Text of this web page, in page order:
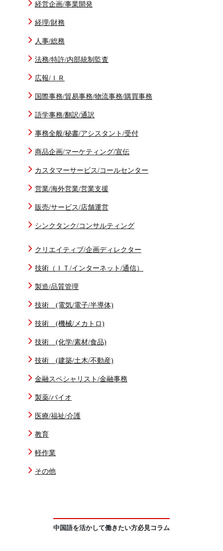
経営企画/事業開発
経理/財務
人事/総務
法務/特許/内部統制監査
広報/ＩＲ
国際事務/貿易事務/物流事務/購買事務
語学事務/翻訳/通訳
事務全般/秘書/アシスタント/受付
商品企画/マーケティング/宣伝
カスタマーサービス/コールセンター
営業/海外営業/営業支援
販売/サービス/店舗運営
シンクタンク/コンサルティング
クリエイティブ/企画ディレクター
技術（ＩＴ/インターネット/通信）
製造/品質管理
技術 (電気/電子/半導体)
技術 (機械/メカトロ)
技術 (化学/素材/食品)
技術 (建築/土木/不動産)
金融スペシャリスト/金融事務
製薬/バイオ
医療/福祉/介護
教育
軽作業
その他
中国語を活かして働きたい方必見コラム